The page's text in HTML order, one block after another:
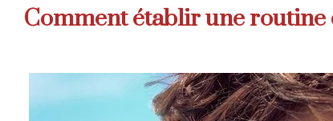
Comment établir une routine